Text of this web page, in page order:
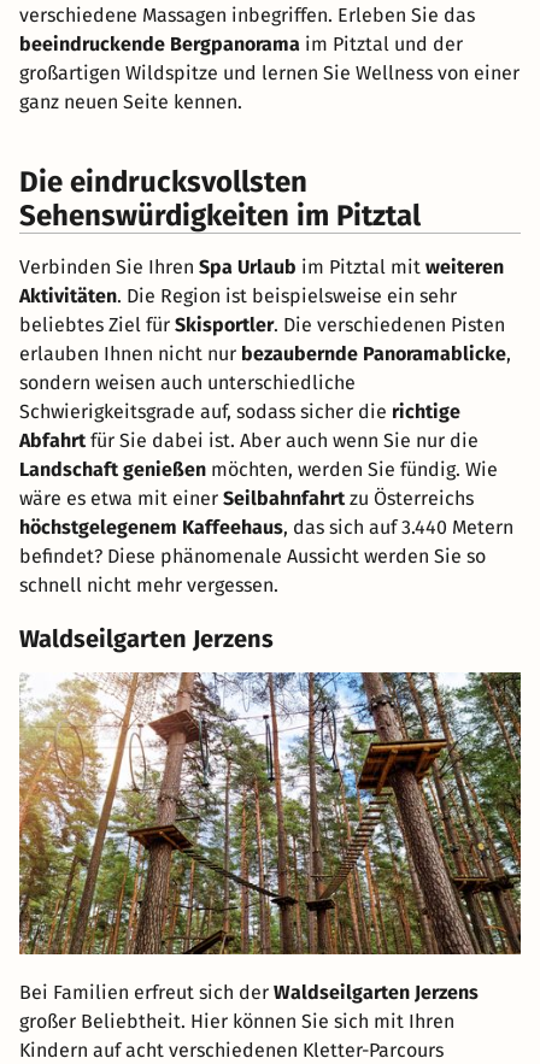
verschiedene Massagen inbegriffen. Erleben Sie das
beeindruckende Bergpanorama im Pitztal und der
großartigen Wildspitze und lernen Sie Wellness von einer
ganz neuen Seite kennen.
Die eindrucksvollsten
Sehenswürdigkeiten im Pitztal
Verbinden Sie Ihren Spa Urlaub im Pitztal mit weiteren
Aktivitäten. Die Region ist beispielsweise ein sehr
beliebtes Ziel für Skisportler. Die verschiedenen Pisten
erlauben Ihnen nicht nur bezaubernde Panoramablicke,
sondern weisen auch unterschiedliche
Schwierigkeitsgrade auf, sodass sicher die richtige
Abfahrtfür Sie dabei ist. Aber auch wenn Sie nur die
Landschaft genießen möchten, werden Sie fündig. Wie
wäre es etwa mit einer Seilbahnfahrtzu Österreichs
höchstgelegenem Kaffeehaus, das sich auf 3.440 Metern
befindet? Diese phänomenale Aussicht werden Sie so
schnell nicht mehr vergessen.
Waldseilgarten Jerzens
Bei Familien erfreut sich der Waldseilgarten Jerzens
großer Beliebtheit. Hier können Sie sich mit Ihren
Kindern auf acht verschiedenen Kletter-Parcours